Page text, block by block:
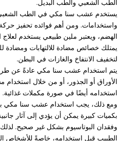
الطب الشعبي والطب البديل.
يستخدم عشب سنا مكي في الطب الشعبي
واستخدامات. ومن أهم فوائده تحفيز
الهضم، ويعتبر ملين طبيعي يستخدم لعلاج
يمتلك خصائص مضادة للالتهابات ومضادة
لتخفيف الانتفاخ والغازات في البطن.
يتم استخدام عشب سنا مكي عادةً عن
الأوراق أو الجذور، أو من خلال
استخدامه أيضًا في صورة مكملات غذائية.
ومع ذلك، يجب استخدام عشب سنا مكي
بكميات كبيرة يمكن أن يؤدي إلى آثار
وفقدان البوتاسيوم بشكل غير صحيح.
الطبيب قبل استخدامه، خاصةً للأشخاص